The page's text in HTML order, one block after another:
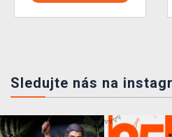
Sledujte nás na